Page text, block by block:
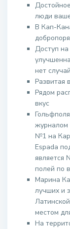
люди
В Кап-
Доступ
нет
Развитая
Рядом
вкус
журналом
№1 на
Espada
является
полей по
Марина
лучших и
местом
На